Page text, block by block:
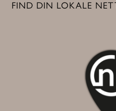
FIND DIN LOKALE